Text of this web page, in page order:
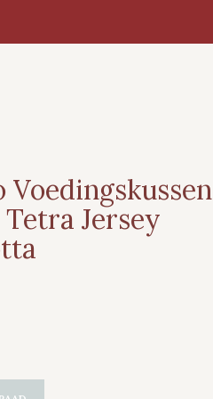
Voedingskussen
Jersey